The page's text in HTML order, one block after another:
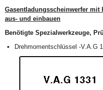
Gasentladungsscheinwerfer
aus- und einbauen
Benötigte Spezialwerkzeuge,
Drehmomentschlüssel -V.A.G